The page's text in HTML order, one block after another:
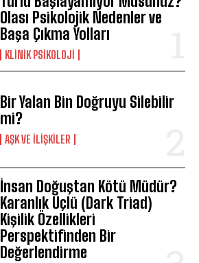
Olası Psikolojik Nedenler ve
Başa Çıkma Yolları
KLINIK PSIKOLOJI
Bir Yalan Bin Doğruyu Silebilir
mi?
AŞK VE İLIŞKILER
İnsan Doğuştan Kötü Müdür?
Karanlık Üçlü (Dark Triad)
Kişilik Özellikleri
Perspektifinden Bir
Değerlendirme